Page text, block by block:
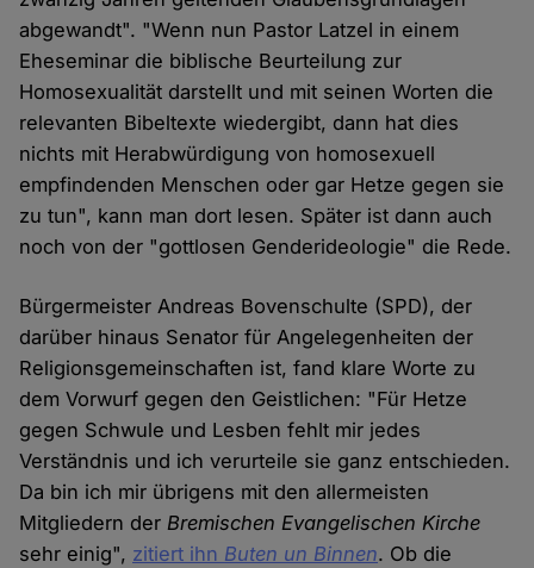
abgewandt". "Wenn nun Pastor Latzel in einem
Eheseminar die biblische Beurteilung zur
Homosexualität darstellt und mit seinen Worten die
relevanten Bibeltexte wiedergibt, dann hat dies
nichts mit Herabwürdigung von homosexuell
empfindenden Menschen oder gar Hetze gegen sie
zu tun", kann man dort lesen. Später ist dann auch
noch von der "gottlosen Genderideologie" die Rede.
Bürgermeister Andreas Bovenschulte (SPD), der
darüber hinaus Senator für Angelegenheiten der
Religionsgemeinschaften ist, fand klare Worte zu
dem Vorwurf gegen den Geistlichen: "Für Hetze
gegen Schwule und Lesben fehlt mir jedes
Verständnis und ich verurteile sie ganz entschieden.
Da bin ich mir übrigens mit den allermeisten
Mitgliedern derBremischen Evangelischen Kirche
sehr einig", zitiert ihn Buten un Binnen. Ob die